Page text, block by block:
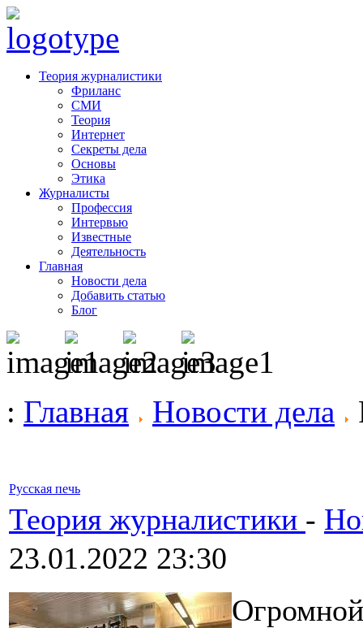
Теория журналистики
Фриланс
СМИ
Теория
Интернет
Секреты дела
Основы
Этика
Журналисты
Профессия
Интервью
Известные
Деятельность
Главная
Новости дела
Добавить статью
Блог
: Главная Новости дела
Русская печь
Теория журналистики -
23.01.2022 23:30